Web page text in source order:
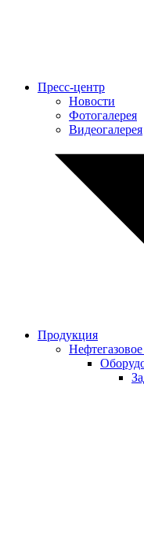
Пресс-центр
Новости
Фотогалерея
Видеогалерея
Продукция